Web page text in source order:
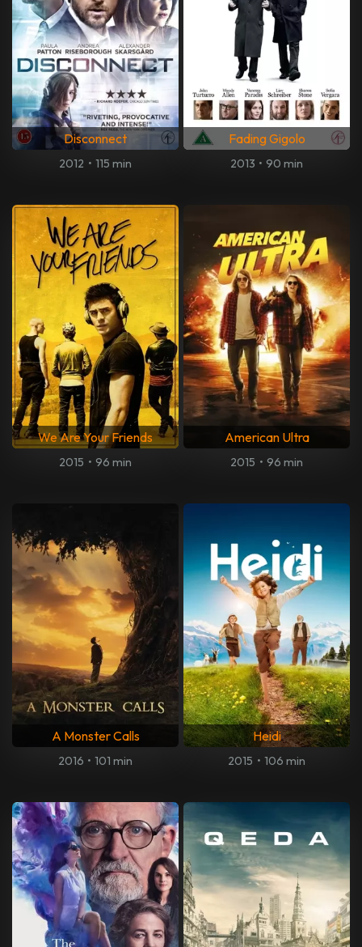
Disconnect
2012 • 115 min
Fading Gigolo
2013 • 90 min
We Are Your Friends
2015 • 96 min
American Ultra
2015 • 96 min
A Monster Calls
2016 • 101 min
Heidi
2015 • 106 min